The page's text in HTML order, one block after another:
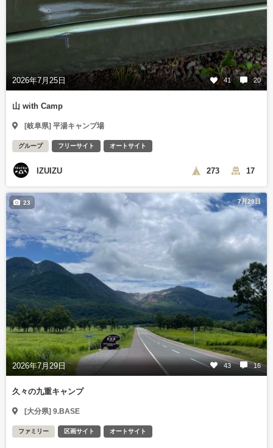
2026年7月25日 41 20
山 with Camp
[岐阜県] 平湯キャンプ場
グループ フリーサイト オートサイト
IZUIZU 273 17
7月29日
2026年7月29日 43 16
23
久々の九重キャンプ
[大分県] 9.BASE
ファミリー 区画サイト オートサイト